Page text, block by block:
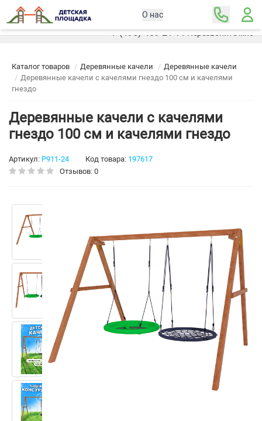
О нас
Москва
+7 (495) 489-21-11Перезвоните мне
Каталог товаров Деревянные качели
Деревянные качели
Деревянные качели с качелями гнездо 100 см и качелями
гнездо
Деревянные качели с качелями
гнездо 100 см и качелями гнездо
Артикул: Р911-24 Код товара: 197617
Отзывов: 0